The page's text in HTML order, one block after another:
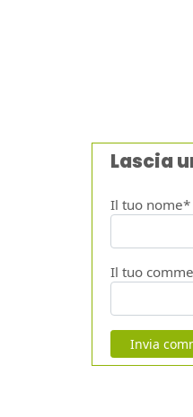
Lascia
Il tuo nome*
Il tuo
Invia